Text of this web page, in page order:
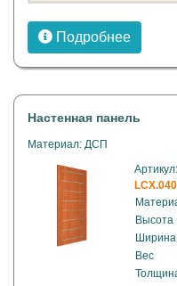
Подробнее
Настенная панель
Материал: ДСП
Артикул:
Высота
Ширина
Вес